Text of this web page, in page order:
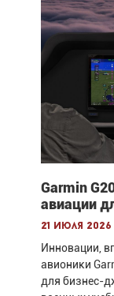
Garmin
авиации
21 июля 2026
Инновации,
авионики
для бизнес-